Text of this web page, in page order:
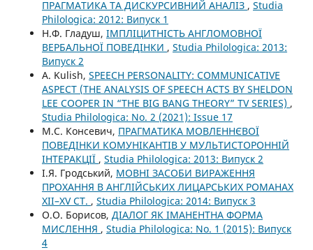
ПРАГМАТИКА ТА ДИСКУРСИВНИЙ АНАЛІЗ , Studia
Philologica: 2012: Випуск 1
Н.Ф. Гладуш, ІМПЛІЦИТНІСТЬ АНГЛОМОВНОЇ
ВЕРБАЛЬНОЇ ПОВЕДІНКИ , Studia Philologica: 2013:
Випуск 2
A. Kulish, SPEECH PERSONALITY: COMMUNICATIVE
ASPECT (THE ANALYSIS OF SPEECH ACTS BY SHELDON
LEE COOPER IN “THE BIG BANG THEORY” TV SERIES) ,
Studia Philologica: No. 2 (2021): Issue 17
М.С. Консевич, ПРАГМАТИКА МОВЛЕННЄВОЇ
ПОВЕДІНКИ КОМУНІКАНТІВ У МУЛЬТИСТОРОННІЙ
ІНТЕРАКЦІЇ , Studia Philologica: 2013: Випуск 2
І.Я. Гродський, МОВНІ ЗАСОБИ ВИРАЖЕННЯ
ПРОХАННЯ В АНГЛІЙСЬКИХ ЛИЦАРСЬКИХ РОМАНАХ
XII–XV СТ. , Studia Philologica: 2014: Випуск 3
О.О. Борисов, ДІАЛОГ ЯК ІМАНЕНТНА ФОРМА
МИСЛЕННЯ , Studia Philologica: No. 1 (2015): Випуск
4